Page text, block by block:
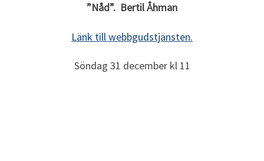
”Nåd”. Bertil Åhman
Länk till webbgudstjänsten.
Söndag 31 december kl 11